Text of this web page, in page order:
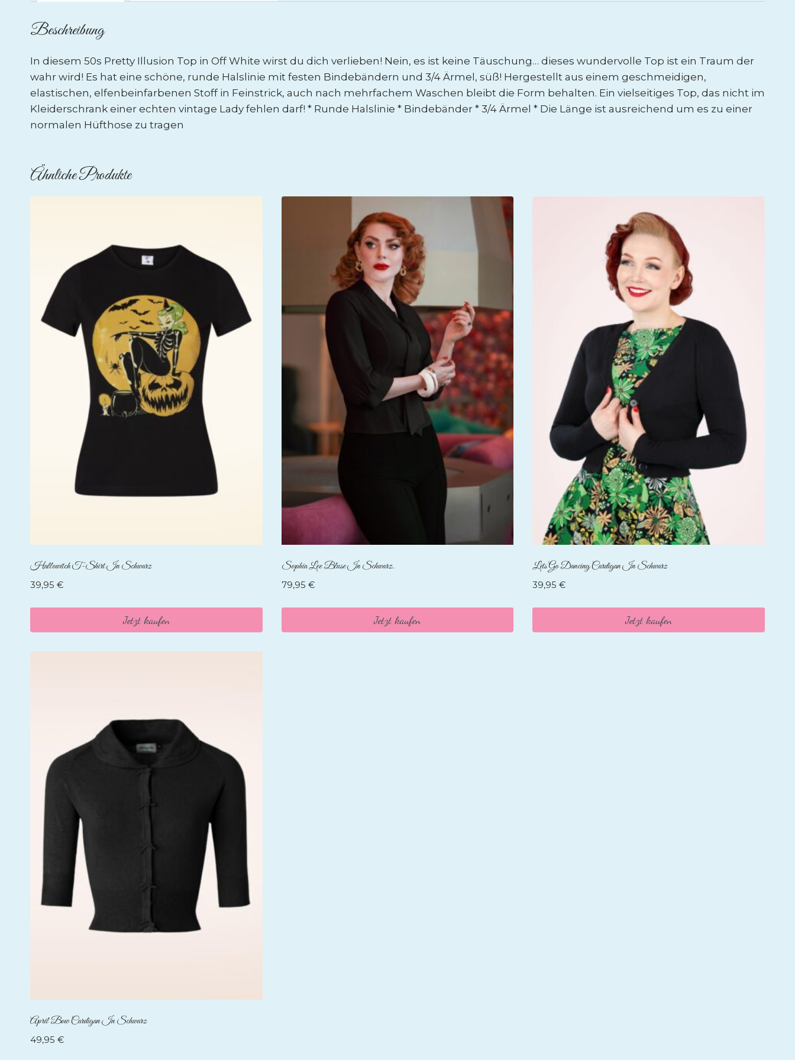
Beschreibung
In diesem 50s Pretty Illusion Top in Off White wirst du dich verlieben! Nein, es ist keine Täuschung… dieses wundervolle Top ist ein Traum der
wahr wird! Es hat eine schöne, runde Halslinie mit festen Bindebändern und 3/4 Ärmel, süß! Hergestellt aus einem geschmeidigen,
elastischen, elfenbeinfarbenen Stoff in Feinstrick, auch nach mehrfachem Waschen bleibt die Form behalten. Ein vielseitiges Top, das nicht im
Kleiderschrank einer echten vintage Lady fehlen darf! * Runde Halslinie * Bindebänder * 3/4 Ärmel * Die Länge ist ausreichend um es zu einer
normalen Hüfthose zu tragen
Ähnliche Produkte
Hallowitch T-Shirt In Schwarz
39,95 €
Jetzt kaufen
Sophia Lee Bluse In Schwarz.
79,95 €
Jetzt kaufen
Lets Go Dancing Cardigan In Schwarz
39,95€
Jetzt kaufen
April Bow Cardigan In Schwarz
49,95 €